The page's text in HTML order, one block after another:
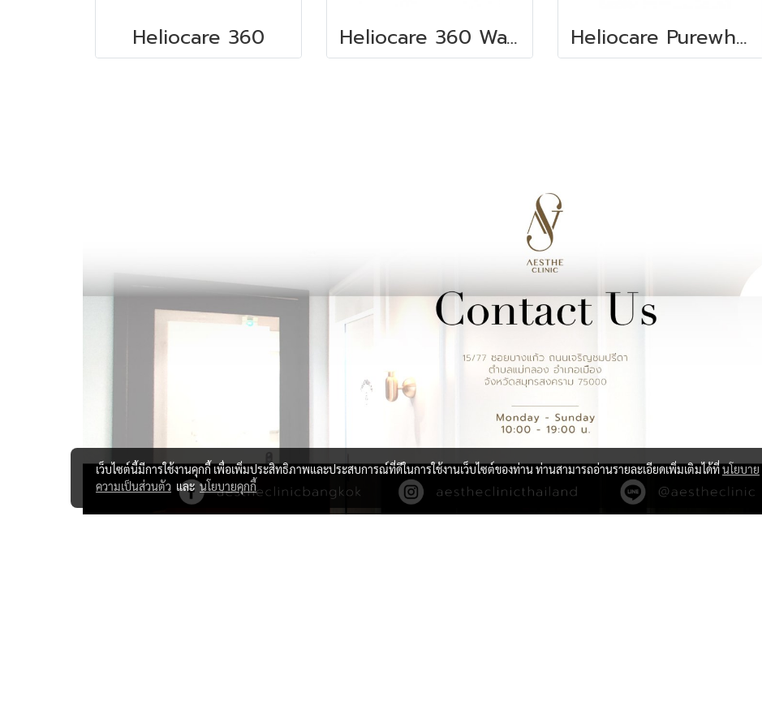
Heliocare 360 Heliocare 360 Water gel SPF50+ Heliocare Purewhite Radiance
เว็บไซต์นี้มีการใช้งานคุกกี้ เพื่อเพิ่มประสิทธิภาพและประสบการณ์ที่ดีในการใช้งานเว็บไซต์ของท่าน ท่านสามารถอ่านรายละเอียดเพิ่มเติมได้ที่นโยบาย
ความเป็นส่วนตัว และนโยบายคุกกี้